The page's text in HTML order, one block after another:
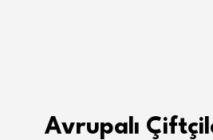
Avrupalı